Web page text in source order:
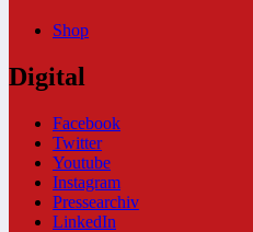
Shop
Digital
Facebook
Twitter
Youtube
Instagram
Pressearchiv
LinkedIn